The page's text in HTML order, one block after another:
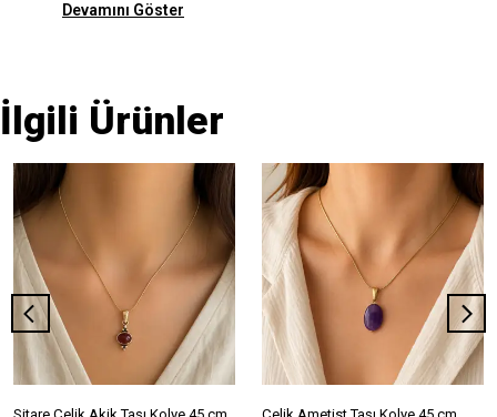
Devamını Göster
İlgili Ürünler